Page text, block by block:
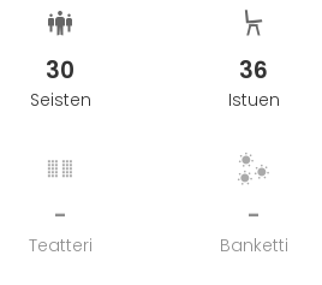
30
Seisten
36
Istuen
-
Teatteri
-
Banketti